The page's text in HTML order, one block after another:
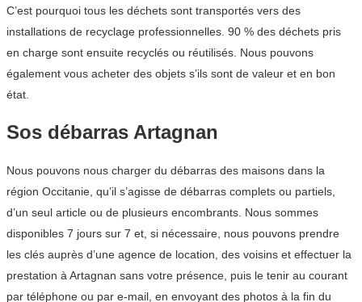
C’est pourquoi tous les déchets sont transportés vers des
installations de recyclage professionnelles. 90 % des déchets pris
en charge sont ensuite recyclés ou réutilisés. Nous pouvons
également vous acheter des objets s’ils sont de valeur et en bon
état.
Sos débarras Artagnan
Nous pouvons nous charger du débarras des maisons dans la
région Occitanie, qu’il s’agisse de débarras complets ou partiels,
d’un seul article ou de plusieurs encombrants. Nous sommes
disponibles 7 jours sur 7 et, si nécessaire, nous pouvons prendre
les clés auprès d’une agence de location, des voisins et effectuer la
prestation à Artagnan sans votre présence, puis le tenir au courant
par téléphone ou par e-mail, en envoyant des photos à la fin du